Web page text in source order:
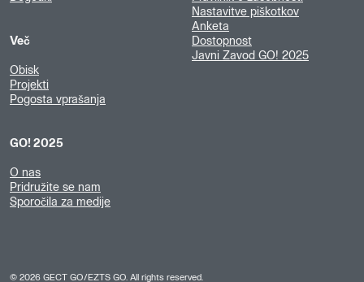
Več
Obisk
Projekti
Pogosta vprašanja
GO! 2025
O nas
Pridružite se nam
Sporočila za medije
Nastavitve piškotkov
Anketa
Dostopnost
Javni Zavod GO! 2025
© 2026 GECT GO/EZTS GO. All rights reserved.